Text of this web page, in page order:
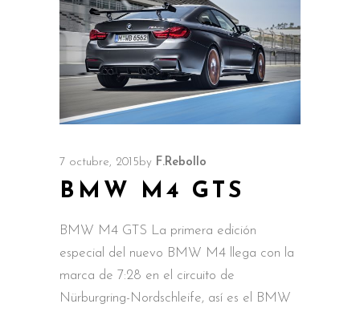
7 octubre, 2015 by F.Rebollo
BMW M4 GTS
BMW M4 GTS La primera edición
especial del nuevo BMW M4 llega con la
marca de 7:28 en el circuito de
Nürburgring-Nordschleife, así es el BMW